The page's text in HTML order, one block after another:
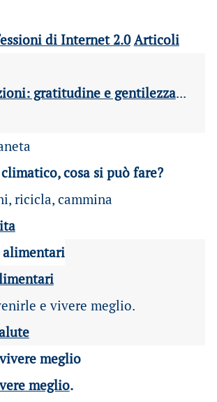
di Internet 2.0 Articoli
gratitudine e gentilezza...
cosa si può fare?
ricicla, cammina
e vivere meglio.
meglio.